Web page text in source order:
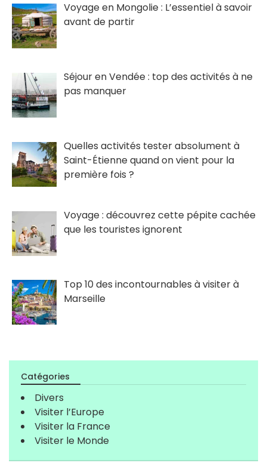
Voyage en Mongolie : L’essentiel à savoir
avant de partir
Séjour en Vendée : top des activités à ne
pas manquer
Quelles activités tester absolument à
Saint-Étienne quand on vient pour la
première fois ?
Voyage : découvrez cette pépite cachée
que les touristes ignorent
Top 10 des incontournables à visiter à
Marseille
Catégories
Divers
Visiter l’Europe
Visiter la France
Visiter le Monde